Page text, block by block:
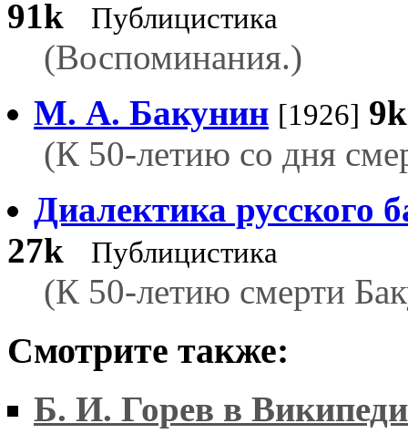
91k
Публицистика
(Воспоминания.)
М. А. Бакунин [1926] 9k
(К 50-летию со дня
Диалектика русского
27k
Публицистика
(К 50-летию смерти
Смотрите также:
Б. И. Горев в